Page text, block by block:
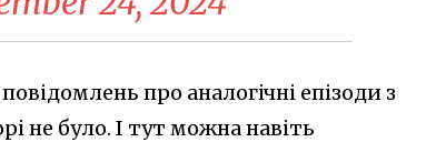
про аналогічні епізоди з
не було. І тут можна навіть